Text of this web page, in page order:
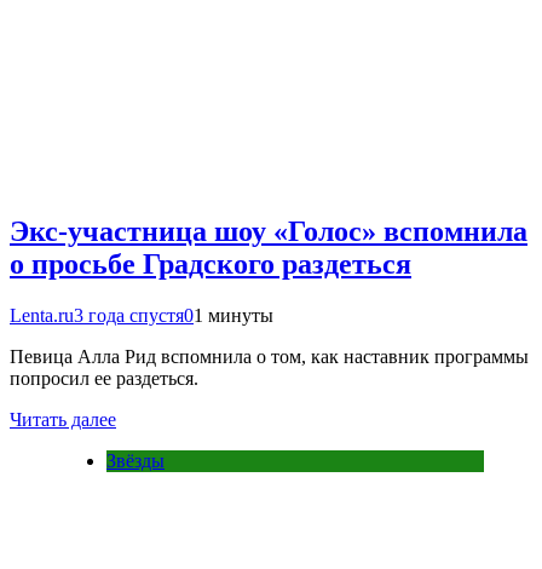
Экс-участница шоу «Голос» вспомнила
о просьбе Градского раздеться
Lenta.ru3 года спустя01 минуты
Певица Алла Рид вспомнила о том, как наставник программы
попросил ее раздеться.
Читать далее
Звёзды